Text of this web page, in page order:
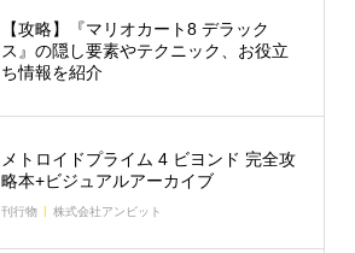
【攻略】『マリオカート8 デラック
ス』の隠し要素やテクニック、お役立
ち情報を紹介
メトロイドプライム 4 ビヨンド 完全攻
略本+ビジュアルアーカイブ
刊行物 株式会社アンビット